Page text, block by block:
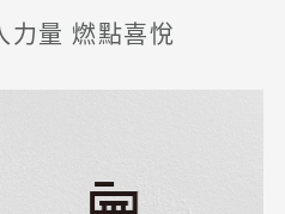
力量 燃點喜悅